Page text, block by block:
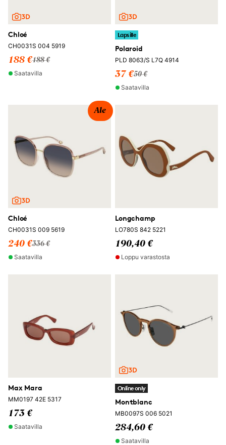
Chloé
CH0031S 004 5919
188 €188 €
Saatavilla
Lapsille
Polaroid
PLD 8063/S L7Q 4914
37 €50 €
Saatavilla
Ale
Chloé
CH0031S 009 5619
240 €336 €
Saatavilla
Longchamp
LO780S 842 5221
190,40 €
Loppu varastosta
Max Mara
MM0197 42E 5317
173 €
Saatavilla
Online only
Montblanc
MB0097S 006 5021
284,60 €
Saatavilla